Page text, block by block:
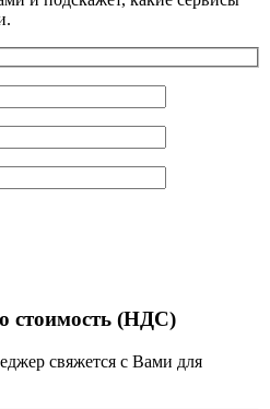
стоимость (НДС)
свяжется с Вами для